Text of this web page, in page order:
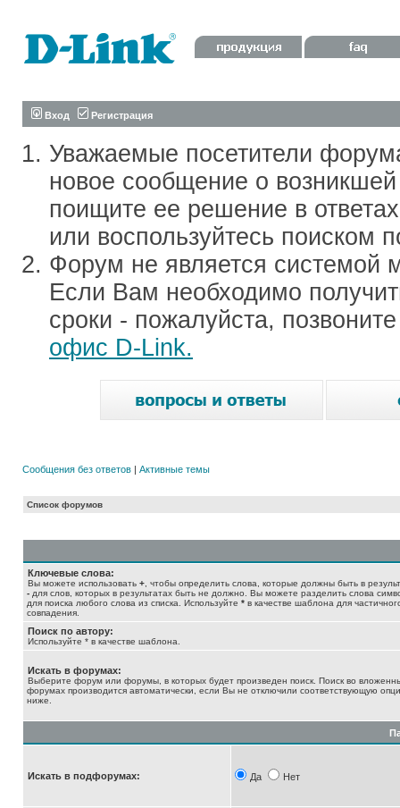
Вход Регистрация
Уважаемые посетители
новое сообщение о
поищите ее решение в
или воспользуйтесь поиском
Форум не является системой
Если Вам необходимо
сроки - пожалуйста,
офис D-Link.
Сообщения без ответов | Активные темы
Список форумов
Ключевые слова:
Вы можете использовать + , чтобы определить слова, которые должны быть в
- для слов, которых в результатах быть не должно. Вы можете разделить слова
для поиска любого слова из списка. Используйте * в качестве шаблона для
совпадения.
Поиск по автору:
Используйте * в качестве шаблона.
Искать в форумах:
Выберите форум или форумы, в которых будет произведен поиск. Поиск во
форумах производится автоматически, если Вы не отключили соответствующую
ниже.
Искать в подфорумах: Да Нет